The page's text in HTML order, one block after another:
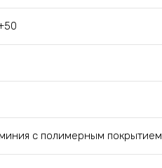
с полимерным покрытием